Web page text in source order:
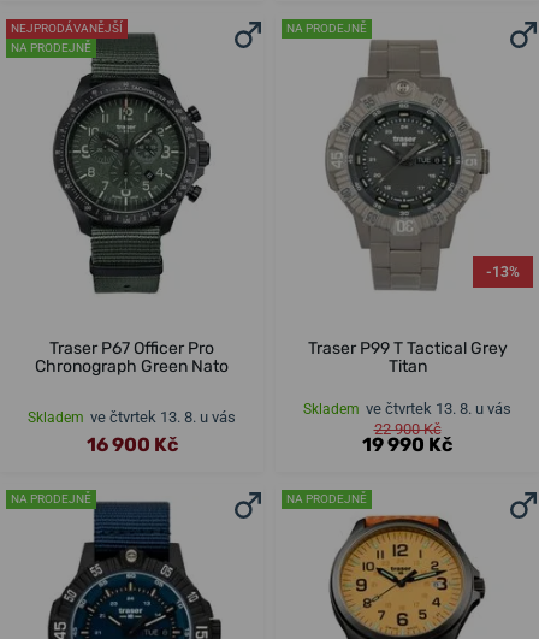
NEJPRODÁVANĚJŠÍ
NA PRODEJNĚ
Traser P67 Officer Pro
Chronograph Green Nato
Skladem ve čtvrtek 13. 8. u vás
16 900 Kč
NA PRODEJNĚ
-13%
Traser P99 T Tactical Grey
Titan
Skladem ve čtvrtek 13. 8. u vás
22 900 Kč
19 990 Kč
NA PRODEJNĚ NA PRODEJNĚ